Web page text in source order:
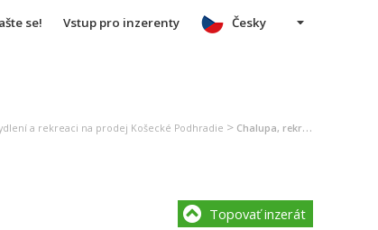
se! Vstup pro inzerenty Česky
a rekreaci na prodej Košecké Podhradie > Chalupa, rekreační domek na prodej Košecké Podhradie
Topovať inzerát